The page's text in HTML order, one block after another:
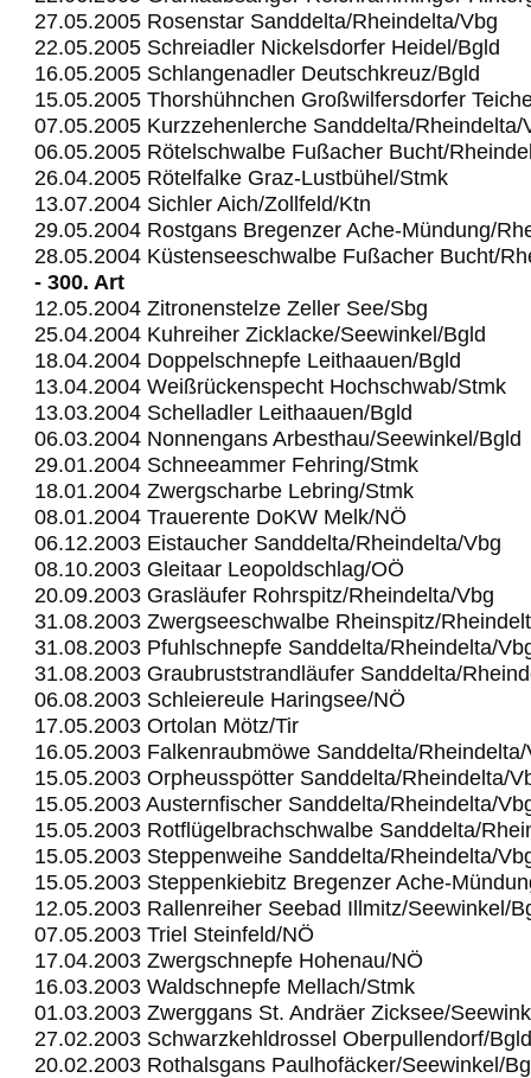
27.05.2005 Rosenstar Sanddelta/Rheindelta/Vbg
22.05.2005 Schreiadler Nickelsdorfer Heidel/Bgld
16.05.2005 Schlangenadler Deutschkreuz/Bgld
15.05.2005 Thorshühnchen Großwilfersdorfer
07.05.2005 Kurzzehenlerche Sanddelta/Rheindelta/
06.05.2005 Rötelschwalbe Fußacher Bucht/
26.04.2005 Rötelfalke Graz-Lustbühel/Stmk
13.07.2004 Sichler Aich/Zollfeld/Ktn
29.05.2004 Rostgans Bregenzer Ache-Mündung/
28.05.2004 Küstenseeschwalbe Fußacher Bucht/
- 300. Art
12.05.2004 Zitronenstelze Zeller See/Sbg
25.04.2004 Kuhreiher Zicklacke/Seewinkel/Bgld
18.04.2004 Doppelschnepfe Leithaauen/Bgld
13.04.2004 Weißrückenspecht Hochschwab/Stmk
13.03.2004 Schelladler Leithaauen/Bgld
06.03.2004 Nonnengans Arbesthau/Seewinkel/Bgld
29.01.2004 Schneeammer Fehring/Stmk
18.01.2004 Zwergscharbe Lebring/Stmk
08.01.2004 Trauerente DoKW Melk/NÖ
06.12.2003 Eistaucher Sanddelta/Rheindelta/Vbg
08.10.2003 Gleitaar Leopoldschlag/OÖ
20.09.2003 Grasläufer Rohrspitz/Rheindelta/Vbg
31.08.2003 Zwergseeschwalbe Rheinspitz/
31.08.2003 Pfuhlschnepfe Sanddelta/Rheindelta/
31.08.2003 Graubruststrandläufer Sanddelta/
06.08.2003 Schleiereule Haringsee/NÖ
17.05.2003 Ortolan Mötz/Tir
16.05.2003 Falkenraubmöwe Sanddelta/Rheindelta/
15.05.2003 Orpheusspötter Sanddelta/Rheindelta/
15.05.2003 Austernfischer Sanddelta/Rheindelta/
15.05.2003 Rotflügelbrachschwalbe Sanddelta/
15.05.2003 Steppenweihe Sanddelta/Rheindelta/
15.05.2003 Steppenkiebitz Bregenzer Ache-
12.05.2003 Rallenreiher Seebad Illmitz/Seewinkel/
07.05.2003 Triel Steinfeld/NÖ
17.04.2003 Zwergschnepfe Hohenau/NÖ
16.03.2003 Waldschnepfe Mellach/Stmk
01.03.2003 Zwerggans St. Andräer Zicksee/
27.02.2003 Schwarzkehldrossel Oberpullendorf/Bgld
20.02.2003 Rothalsgans Paulhofäcker/Seewinkel/